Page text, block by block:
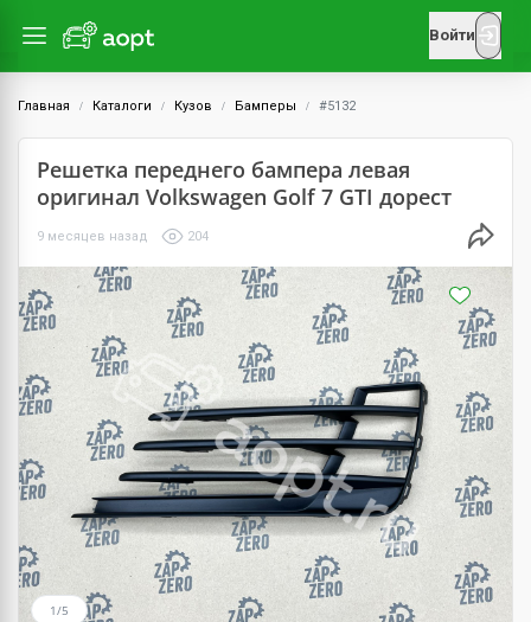
Войти
Главная Каталоги Кузов Бамперы #5132
Решетка переднего бампера левая
оригинал Volkswagen Golf 7 GTI дорест
9 месяцев назад 204
1/5